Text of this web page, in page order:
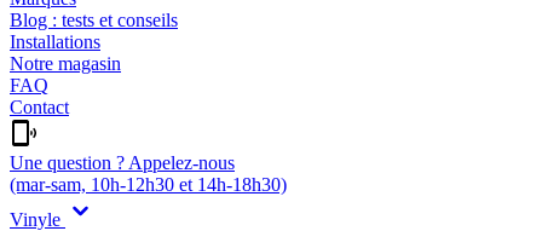
Blog : tests et conseils
Installations
Notre magasin
FAQ
Contact
Une question ? Appelez-nous
(mar-sam, 10h-12h30 et 14h-18h30)
Vinyle